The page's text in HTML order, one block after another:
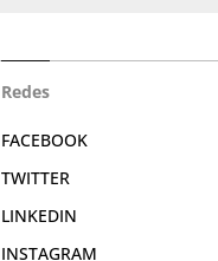
Redes
FACEBOOK
TWITTER
LINKEDIN
INSTAGRAM